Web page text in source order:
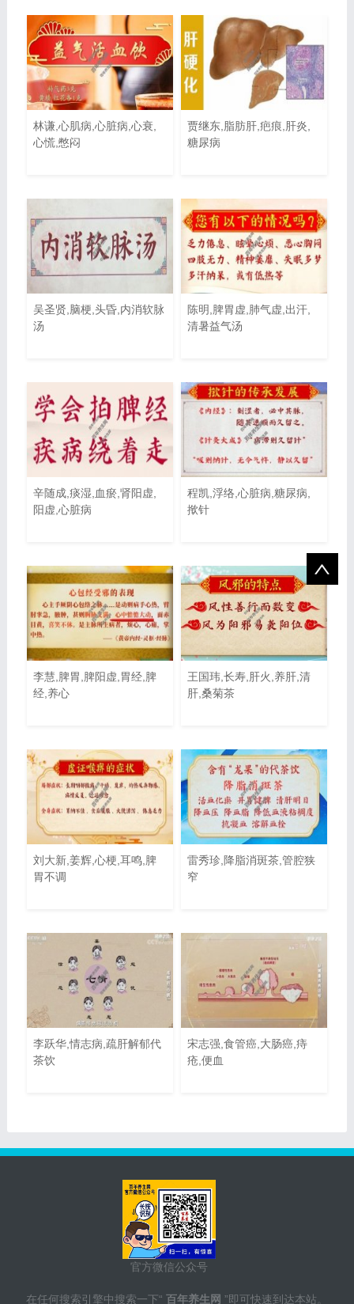
林谦,心肌病,心脏病,心衰,
心慌,憋闷
贾继东,脂肪肝,疤痕,肝炎,
糖尿病
吴圣贤,脑梗,头昏,内消软脉
汤
陈明,脾胃虚,肺气虚,出汗,
清暑益气汤
辛随成,痰湿,血瘀,肾阳虚,
阳虚,心脏病
程凯,浮络,心脏病,糖尿病,
揿针
李慧,脾胃,脾阳虚,胃经,脾
经,养心
王国玮,长寿,肝火,养肝,清
肝,桑菊茶
刘大新,姜辉,心梗,耳鸣,脾
胃不调
雷秀珍,降脂消斑茶,管腔狭
窄
李跃华,情志病,疏肝解郁代
茶饮
宋志强,食管癌,大肠癌,痔
疮,便血
官方微信公众号
在任何搜索引擎中搜索一下“ 百年养生网 ”即可快速到达本站。